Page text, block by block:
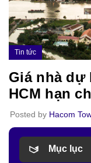
Tin tức
Giá nhà dự
HCM hạn
Posted by Hacom
Mục lục